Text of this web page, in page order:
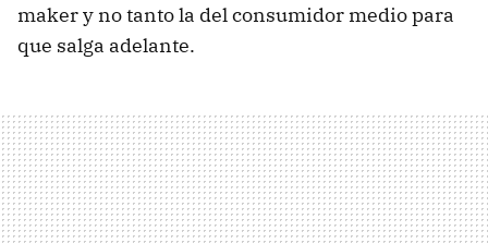
maker y no tanto la del consumidor medio para
que salga adelante.